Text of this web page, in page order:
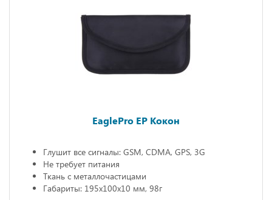
EaglePro EP Кокон
Глушит все сигналы: GSM, CDMA, GPS, 3G
Не требует питания
Ткань с металлочастицами
Габариты: 195х100х10 мм, 98г